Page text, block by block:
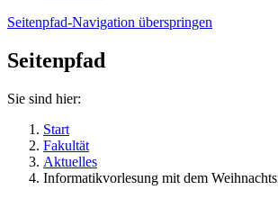
Seitenpfad-Navigation überspringen
Seitenpfad
Sie sind hier:
Start
Fakultät
Aktuelles
Informatikvorlesung mit dem